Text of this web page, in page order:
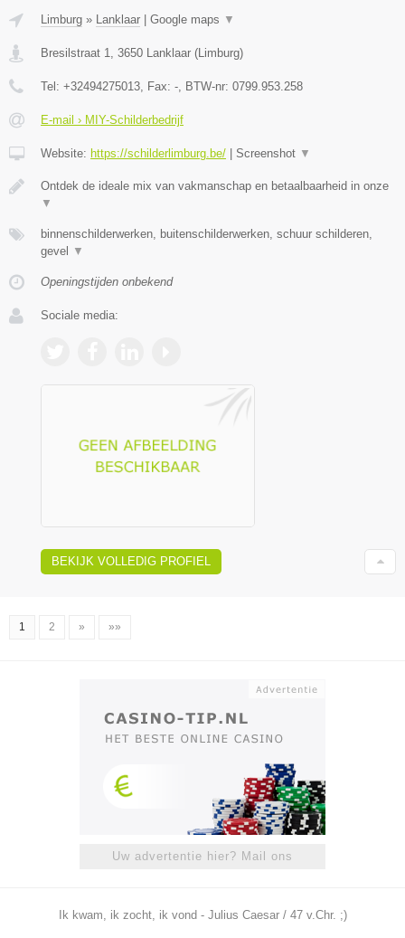
Limburg » Lanklaar Google maps ▼
Bresilstraat 1 3650 Lanklaar ( Limburg)
Tel: +32494275013 , Fax: - , BTW-nr: 0799.953.258
E-mail › MIY-Schilderbedrijf
Website: https://schilderlimburg.be/ Screenshot ▼
Ontdek de ideale mix van vakmanschap en betaalbaarheid in onze
▼
binnenschilderwerken, buitenschilderwerken, schuur schilderen,
gevel
▼
Openingstijden onbekend
Sociale media:
BEKIJK VOLLEDIG PROFIEL
1 2 » »»
Uw advertentie hier? Mail ons
Ik kwam, ik zocht, ik vond - Julius Caesar / 47 v.Chr. ;)